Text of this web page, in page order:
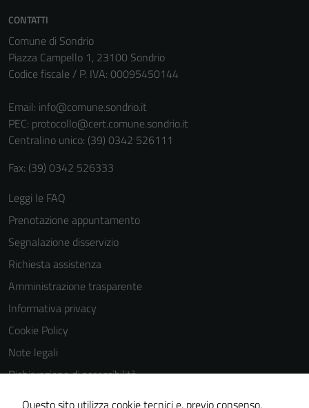
CONTATTI
Comune di Sondrio
Piazza Campello 1, 23100 Sondrio
Codice fiscale / P. IVA: 00095450144
Email: info@comune.sondrio.it
PEC: protocollo@cert.comune.sondrio.it
Centralino unico: (39) 0342 526111
Fax: (39) 0342 526333
Leggi le FAQ
Prenotazione appuntamento
Segnalazione disservizio
Richiesta assistenza
Amministrazione trasparente
Informativa privacy
Cookie Policy
Note legali
Dichiarazione di accessibilità
Dichiarazione di accessibilità Servizi
Questo sito utilizza cookie tecnici e, previo consenso,
per il